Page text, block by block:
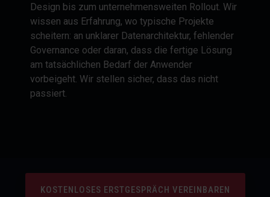
Design bis zum unternehmensweiten Rollout. Wir
wissen aus Erfahrung, wo typische Projekte
scheitern: an unklarer Datenarchitektur, fehlender
Governance oder daran, dass die fertige Lösung
am tatsächlichen Bedarf der Anwender
vorbeigeht. Wir stellen sicher, dass das nicht
passiert.
KOSTENLOSES ERSTGESPRÄCH VEREINBAREN